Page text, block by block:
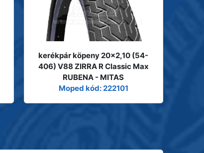
kerékpár köpeny 20x2,10 (54-
406) V88 ZIRRA R Classic Max
RUBENA - MITAS
Moped kód: 222101